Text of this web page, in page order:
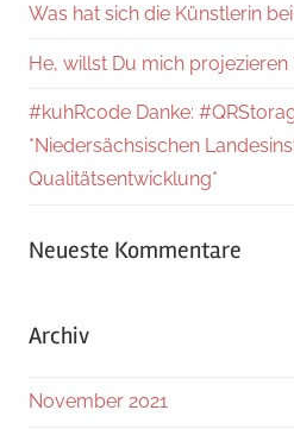
Was hat sich die Künstlerin
He, willst Du mich projezieren
#kuhRcode Danke:
*Niedersächsischen
Qualitätsentwicklung*
Neueste Kommentare
Archiv
November 2021